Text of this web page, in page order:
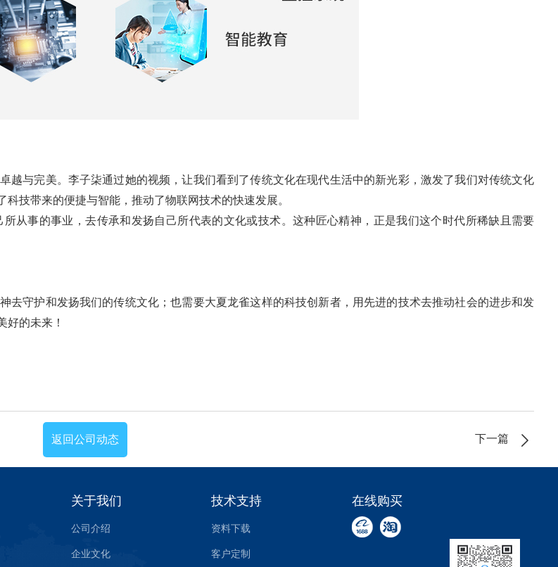
越与完美。李子柒通过她的视频，让我们看到了传统文化在现代生活中的新光彩，激发了我们对传统文化
技带来的便捷与智能，推动了物联网技术的快速发展。
从事的事业，去传承和发扬自己所代表的文化或技术。这种匠心精神，正是我们这个时代所稀缺且需要
去守护和发扬我们的传统文化；也需要大夏龙雀这样的科技创新者，用先进的技术去推动社会的进步和发
好的未来！
返回公司动态 下一篇
关于我们
公司介绍
企业文化
技术支持
资料下载
客户定制
在线购买